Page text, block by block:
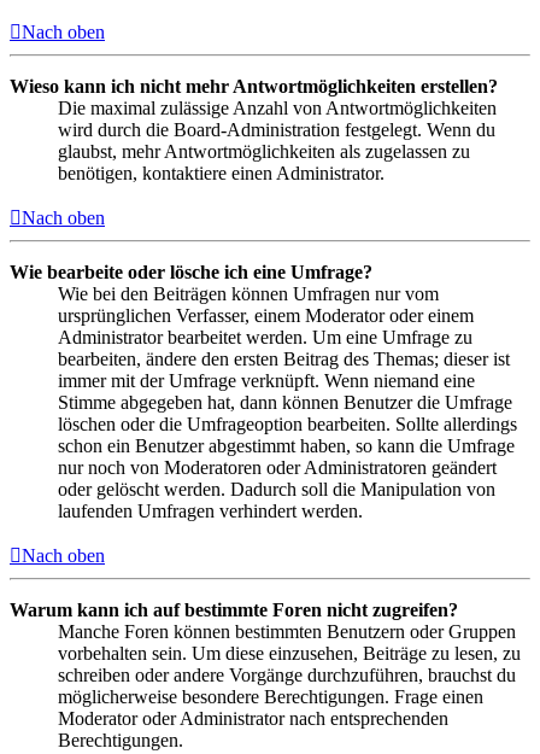
Nach oben
Wieso kann ich nicht mehr Antwortmöglichkeiten erstellen?
Die maximal zulässige Anzahl von Antwortmöglichkeiten
wird durch die Board-Administration festgelegt. Wenn du
glaubst, mehr Antwortmöglichkeiten als zugelassen zu
benötigen, kontaktiere einen Administrator.
Nach oben
Wie bearbeite oder lösche ich eine Umfrage?
Wie bei den Beiträgen können Umfragen nur vom
ursprünglichen Verfasser, einem Moderator oder einem
Administrator bearbeitet werden. Um eine Umfrage zu
bearbeiten, ändere den ersten Beitrag des Themas; dieser ist
immer mit der Umfrage verknüpft. Wenn niemand eine
Stimme abgegeben hat, dann können Benutzer die Umfrage
löschen oder die Umfrageoption bearbeiten. Sollte allerdings
schon ein Benutzer abgestimmt haben, so kann die Umfrage
nur noch von Moderatoren oder Administratoren geändert
oder gelöscht werden. Dadurch soll die Manipulation von
laufenden Umfragen verhindert werden.
Nach oben
Warum kann ich auf bestimmte Foren nicht zugreifen?
Manche Foren können bestimmten Benutzern oder Gruppen
vorbehalten sein. Um diese einzusehen, Beiträge zu lesen, zu
schreiben oder andere Vorgänge durchzuführen, brauchst du
möglicherweise besondere Berechtigungen. Frage einen
Moderator oder Administrator nach entsprechenden
Berechtigungen.